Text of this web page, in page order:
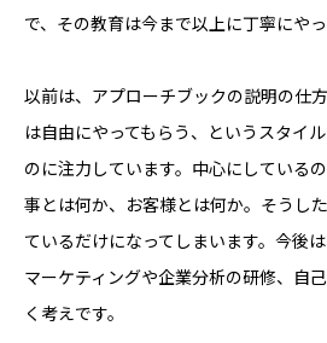
で、その教育は今まで以上に丁寧にやっ
以前は、アプローチブックの説明の仕
は自由にやってもらう、というスタイ
のに注力しています。中心にしている
事とは何か、お客様とは何か。そうし
ているだけになってしまいます。今後
マーケティングや企業分析の研修、自
く考えです。